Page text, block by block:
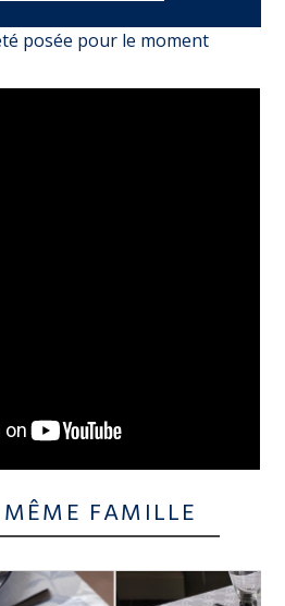
posée pour le moment
FAMILLE